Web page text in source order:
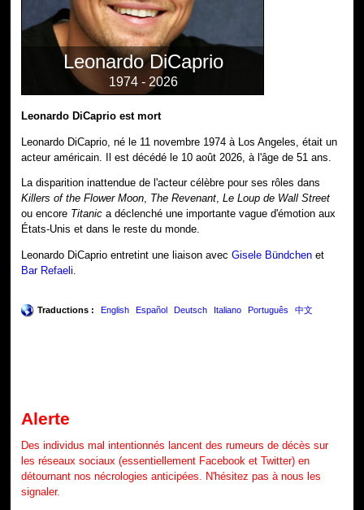
Leonardo DiCaprio
1974 - 2026
Leonardo DiCaprio est mort
Leonardo DiCaprio, né le 11 novembre 1974 à Los Angeles, était un
acteur américain. Il est décédé le 10 août 2026, à l'âge de 51 ans.
La disparition inattendue de l'acteur célèbre pour ses rôles dans
Killers of the Flower Moon, The Revenant,Le Loup de Wall Street
ou encore Titanic a déclenché une importante vague d'émotion aux
États-Unis et dans le reste du monde.
Leonardo DiCaprio entretint une liaison avecGisele Bündchen et
Bar Refaeli.
Traductions : English Español Deutsch Italiano Português 中文
Alerte
Des individus mal intentionnés lancent des rumeurs de décès sur
les réseaux sociaux (essentiellement Facebook et Twitter) en
détournant nos nécrologies anticipées. N'hésitez pas à nous les
signaler.